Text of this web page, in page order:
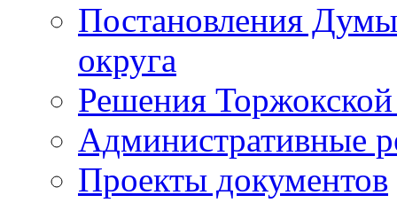
Постановления
округа
Решения
Административные
Проекты документов